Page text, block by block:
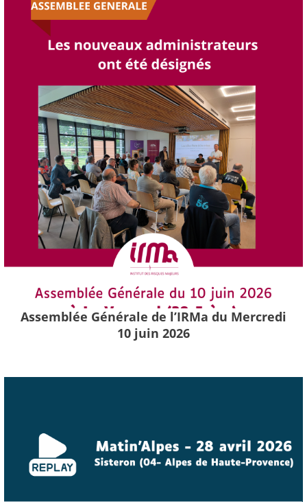
Assemblée Générale de l’IRMa du Mercredi
10 juin 2026